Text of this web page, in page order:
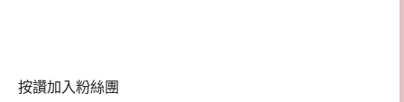
按讚加入粉絲團